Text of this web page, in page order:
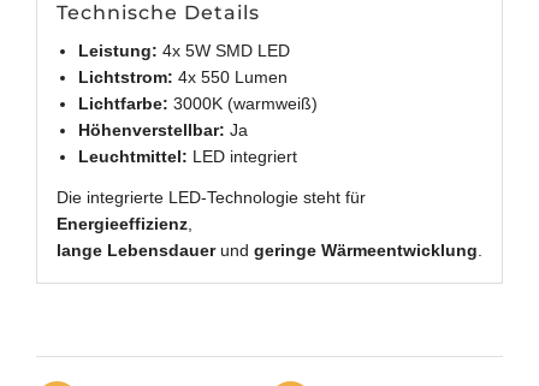
Technische Details
Leistung: 4x 5W SMD LED
Lichtstrom: 4x 550 Lumen
Lichtfarbe: 3000K (warmweiß)
Höhenverstellbar: Ja
Leuchtmittel: LED integriert
Die integrierte LED-Technologie steht für
Energieeffizienz,
lange Lebensdauerund geringe Wärmeentwicklung.